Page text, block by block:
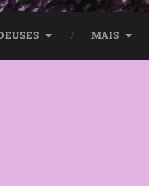
MAIS